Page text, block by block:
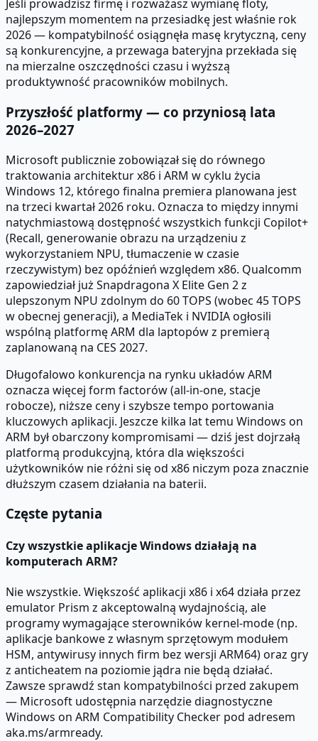
Jeśli prowadzisz firmę i rozważasz wymianę floty,
najlepszym momentem na przesiadkę jest właśnie rok
2026 — kompatybilność osiągnęła masę krytyczną, ceny
są konkurencyjne, a przewaga bateryjna przekłada się
na mierzalne oszczędności czasu i wyższą
produktywność pracowników mobilnych.
Przyszłość platformy — co przyniosą lata
2026–2027
Microsoft publicznie zobowiązał się do równego
traktowania architektur x86 i ARM w cyklu życia
Windows 12, którego finalna premiera planowana jest
na trzeci kwartał 2026 roku. Oznacza to między innymi
natychmiastową dostępność wszystkich funkcji Copilot+
(Recall, generowanie obrazu na urządzeniu z
wykorzystaniem NPU, tłumaczenie w czasie
rzeczywistym) bez opóźnień względem x86. Qualcomm
zapowiedział już Snapdragona X Elite Gen 2 z
ulepszonym NPU zdolnym do 60 TOPS (wobec 45 TOPS
w obecnej generacji), a MediaTek i NVIDIA ogłosili
wspólną platformę ARM dla laptopów z premierą
zaplanowaną na CES 2027.
Długofalowo konkurencja na rynku układów ARM
oznacza więcej form factorów (all-in-one, stacje
robocze), niższe ceny i szybsze tempo portowania
kluczowych aplikacji. Jeszcze kilka lat temu Windows on
ARM był obarczony kompromisami — dziś jest dojrzałą
platformą produkcyjną, która dla większości
użytkowników nie różni się od x86 niczym poza znacznie
dłuższym czasem działania na baterii.
Częste pytania
Czy wszystkie aplikacje Windows działają na
komputerach ARM?
Nie wszystkie. Większość aplikacji x86 i x64 działa przez
emulator Prism z akceptowalną wydajnością, ale
programy wymagające sterowników kernel-mode (np.
aplikacje bankowe z własnym sprzętowym modułem
HSM, antywirusy innych firm bez wersji ARM64) oraz gry
z anticheatem na poziomie jądra nie będą działać.
Zawsze sprawdź stan kompatybilności przed zakupem
— Microsoft udostępnia narzędzie diagnostyczne
Windows on ARM Compatibility Checker pod adresem
aka.ms/armready.